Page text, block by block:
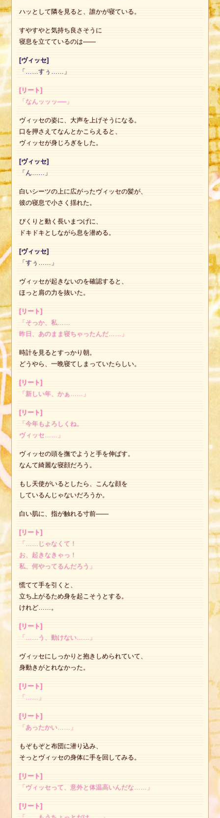
ハッとして隣を見ると、誰かが寝ている。
すやすやと気持ち良さそうに
寝息を立てているのは——
[ヴィッセ]
「……すぅ……」
[リート]
「なんッッッ──」
ヴィッセの姿に、大声を上げそうになる。
口を押さえてなんとかこらえると、
ヴィッセが身じろぎをした。
[ヴィッセ]
「ん……」
白いシーツの上に広がったヴィッセの髪が、
彼の寝息で小さく揺れた。
ぴくりと動く長いまつげに、
ドキドキとしながら息を潜める。
[ヴィッセ]
「すぅ……」
ヴィッセが起きないのを確認すると、
ほっと肩の力を抜いた。
[リート]
「そっか、私……
昨日、あのまま寝ちゃったんだ……」
時計を見るとすっかり朝。
どうやら、一晩寝てしまっていたらしい。
[リート]
「新しい年、かぁ……」
[リート]
「今年もよろしくね。
ヴィッセ……」
ヴィッセの頭を撫でようと手を伸ばす。
なんて綺麗な寝顔だろう。
もし天使がいるとしたら、こんな顔を
しているんじゃないだろうか。
白い肌に、指が触れる寸前——
[リート]
「……じゃなくて！
お、起きなきゃっ！
私、何やってるんだろう」
慌てて手を引くと、
立ち上がるため身を起こそうとする。
けれど……。
[リート]
「……う、動けない……」
ヴィッセにしっかりと抱きしめられていて、
身動きがとれなかった。
[リート]
「……」
[リート]
「あったかい……」
もぞもぞと布団に潜り込み、
そっとヴィッセの身体に手を回してみる。
[リート]
「ヴィッセって、意外と体温高いんだな……」
[リート]